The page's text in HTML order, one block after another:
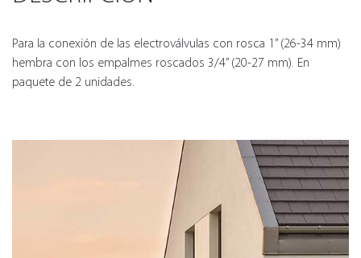
Para la conexión de las electroválvulas con rosca 1” (26-34 mm)
hembra con los empalmes roscados 3/4” (20-27 mm). En
paquete de 2 unidades.